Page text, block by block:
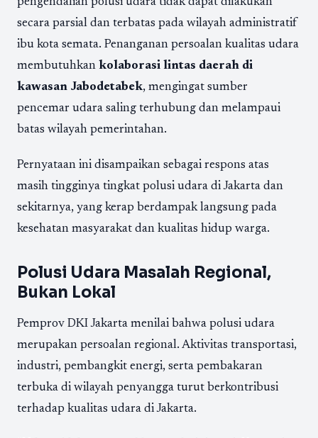
pengendalian polusi udara tidak dapat dilakukan
secara parsial dan terbatas pada wilayah administratif
ibu kota semata. Penanganan persoalan kualitas udara
membutuhkan kolaborasi lintas daerah di
kawasan Jabodetabek, mengingat sumber
pencemar udara saling terhubung dan melampaui
batas wilayah pemerintahan.
Pernyataan ini disampaikan sebagai respons atas
masih tingginya tingkat polusi udara di Jakarta dan
sekitarnya, yang kerap berdampak langsung pada
kesehatan masyarakat dan kualitas hidup warga.
Polusi Udara Masalah Regional,
Bukan Lokal
Pemprov DKI Jakarta menilai bahwa polusi udara
merupakan persoalan regional. Aktivitas transportasi,
industri, pembangkit energi, serta pembakaran
terbuka di wilayah penyangga turut berkontribusi
terhadap kualitas udara di Jakarta.